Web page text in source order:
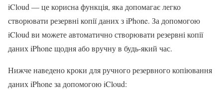
iCloud — це корисна функція, яка допомагає легко
створювати резервні копії даних з iPhone. За допомогою
iCloud ви можете автоматично створювати резервні копії
даних iPhone щодня або вручну в будь-який час.
Нижче наведено кроки для ручного резервного копіювання
даних iPhone за допомогою iCloud: